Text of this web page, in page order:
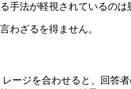
手法が軽視されているのは
わざるを得ません。
ジを合わせると、回答